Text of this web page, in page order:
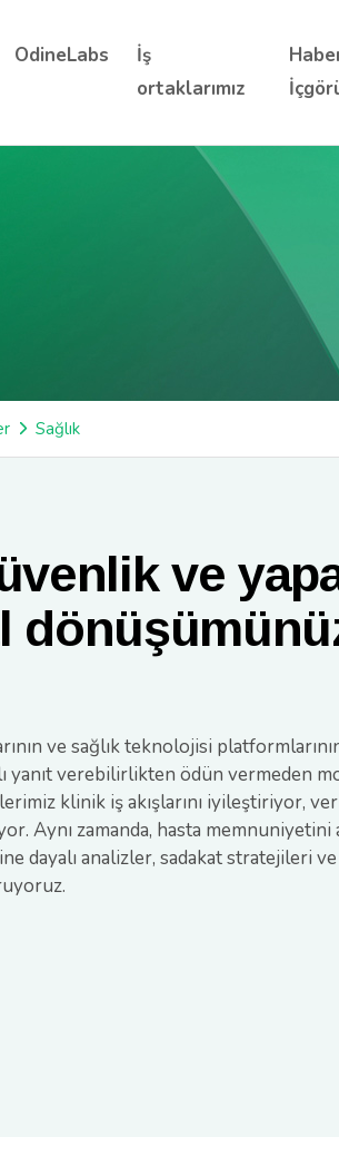
OdineLabs
İş
ortaklarımız
Sağlık
ve
ve sağlık teknolojisi
verebilirlikten ödün vermeden
klinik iş akışlarını iyileştiriyor,
Aynı zamanda, hasta
dayalı analizler, sadakat stratejileri ve